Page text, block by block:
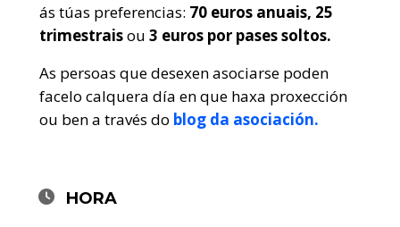
ás túas preferencias: 70 euros anuais, 25
trimestraisou 3 euros por pases soltos.
As persoas que desexen asociarse poden
facelo calquera día en que haxa proxección
ou ben a través do blog da asociación.
HORA